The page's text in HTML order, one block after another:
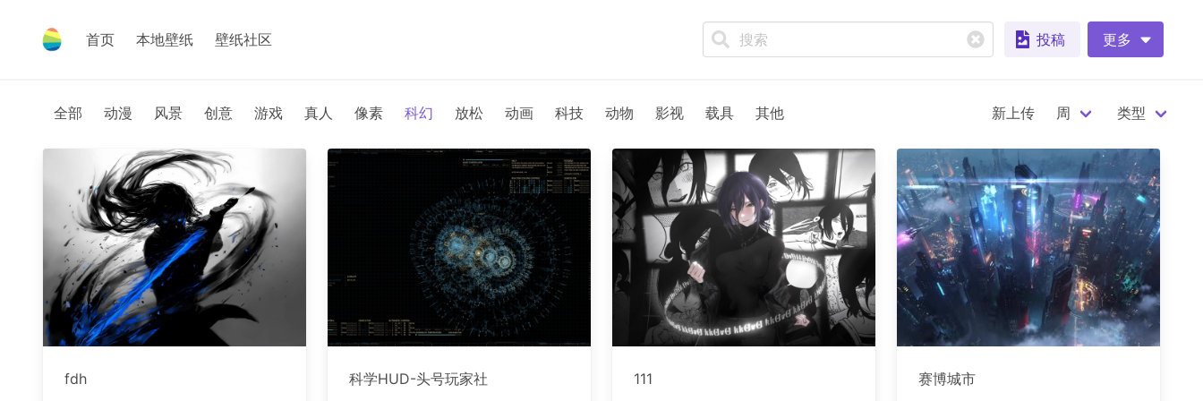
首页 本地壁纸 壁纸社区 投稿 更多
全部 动漫 风景 创意 游戏 真人 像素 科幻 放松 动画 科技 动物 影视 载具 其他 新上传 周 类型
fdh 科学HUD-头号玩家社 111 赛博城市